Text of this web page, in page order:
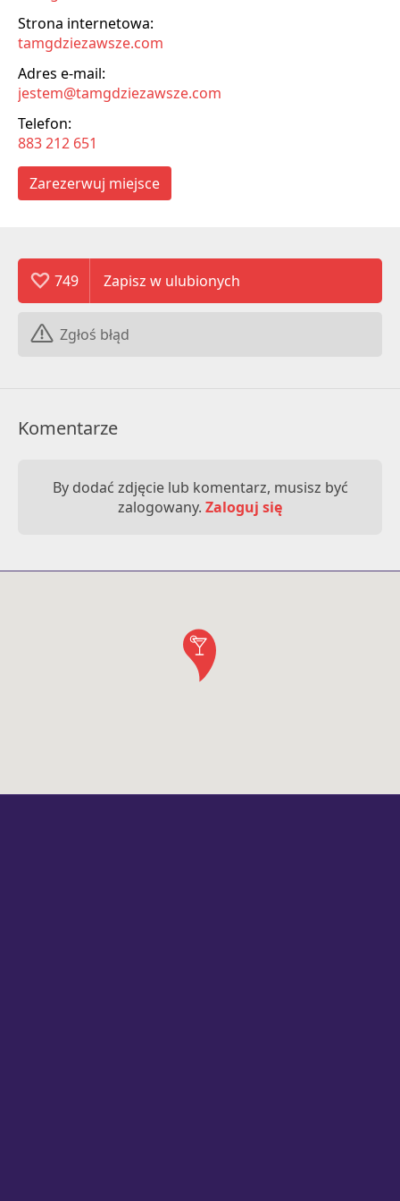
Strona internetowa:
tamgdziezawsze.com
Adres e-mail:
jestem@tamgdziezawsze.com
Telefon:
883 212 651
Zarezerwuj miejsce
749
Zgłoś błąd
Komentarze
By dodać zdjęcie lub komentarz, musisz być
zalogowany. Zaloguj się